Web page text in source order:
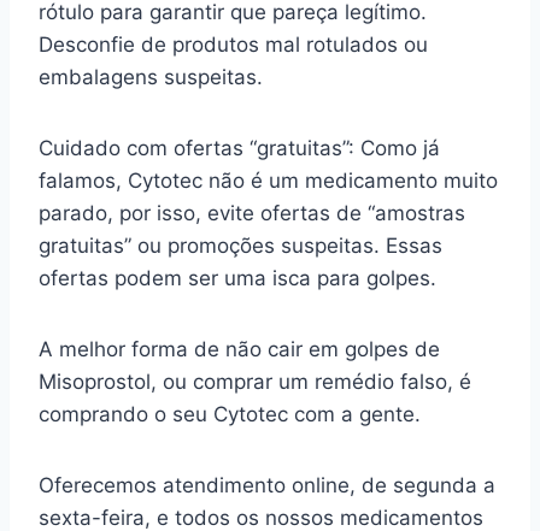
rótulo para garantir que pareça legítimo.
Desconfie de produtos mal rotulados ou
embalagens suspeitas.
Cuidado com ofertas “gratuitas”: Como já
falamos, Cytotec não é um medicamento muito
parado, por isso, evite ofertas de “amostras
gratuitas” ou promoções suspeitas. Essas
ofertas podem ser uma isca para golpes.
A melhor forma de não cair em golpes de
Misoprostol, ou comprar um remédio falso, é
comprando o seu Cytotec com a gente.
Oferecemos atendimento online, de segunda a
sexta-feira, e todos os nossos medicamentos